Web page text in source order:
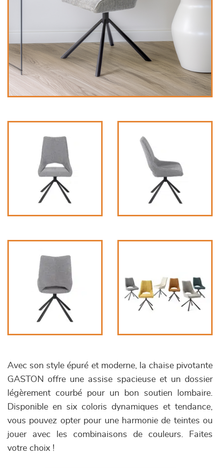
Avec son style épuré et moderne, la chaise pivotante
GASTON offre une assise spacieuse et un dossier
légèrement courbé pour un bon soutien lombaire.
Disponible en six coloris dynamiques et tendance,
vous pouvez opter pour une harmonie de teintes ou
jouer avec les combinaisons de couleurs. Faites
votre choix !